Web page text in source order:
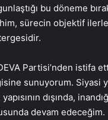
bu döneme
sürecin objektif
Partisi’nden istifa
sunuyorum. Siyasi
dışında,
devam edeceğim.